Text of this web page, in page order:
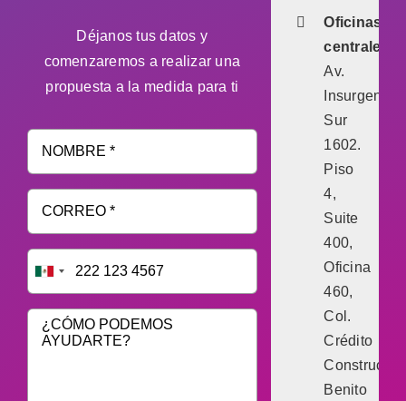
Déjanos tus datos y
comenzaremos a realizar una
propuesta a la medida para ti
Oficinas
centrales:
Av.
Insurgentes
Sur
1602.
Piso
4,
Suite
400,
Oficina
460,
Col.
Crédito
Constructor,
Benito